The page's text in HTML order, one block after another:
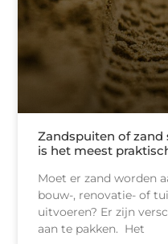
Zandspuiten of
is het meest
Moet er zand worden
bouw-, renovatie- of
uitvoeren? Er zijn
aan te pakken. Het